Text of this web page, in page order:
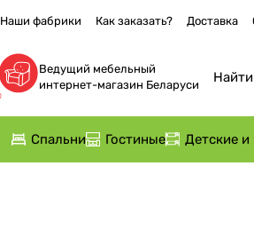
Наши фабрики Как заказать? Доставка
Ведущий мебельный
интернет-магазин Беларуси
Спальни Гостиные Детские